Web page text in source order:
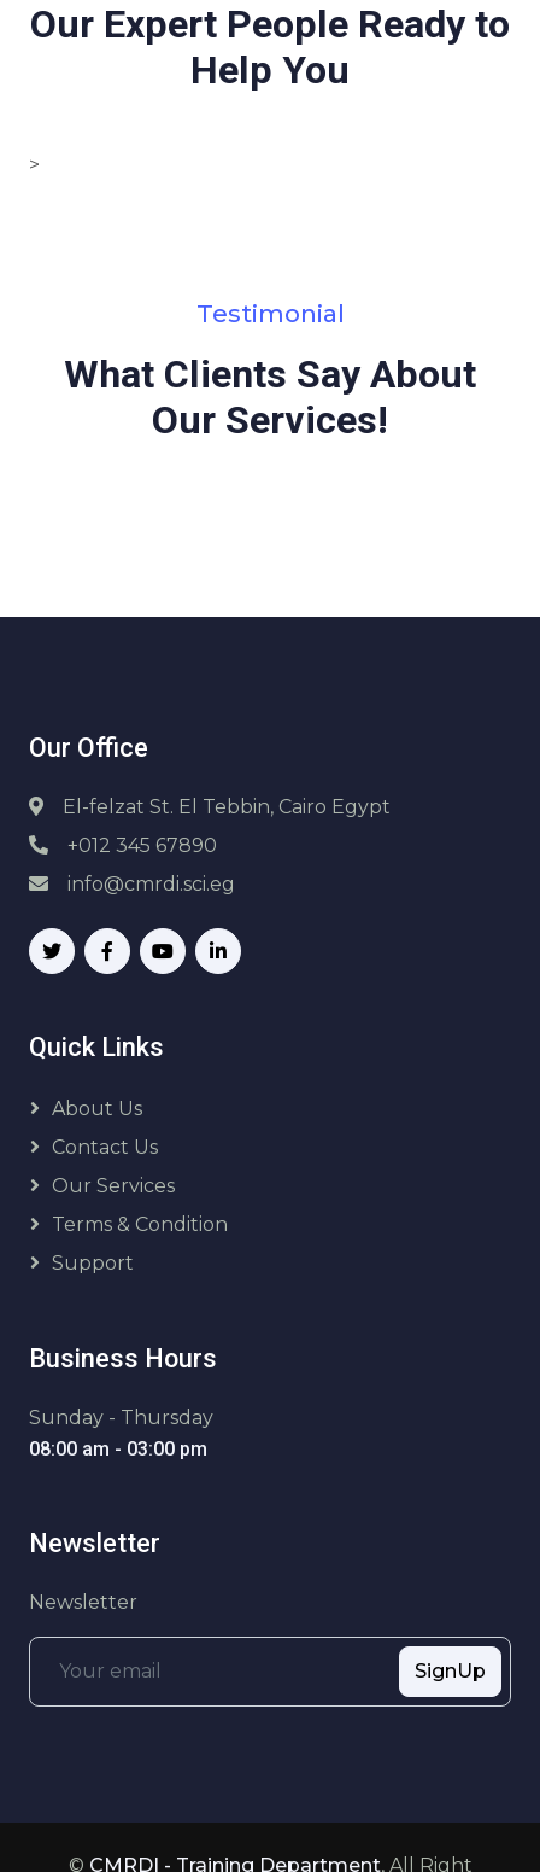
Our Expert People Ready to
Help You
>
Testimonial
What Clients Say About
Our Services!
Our Office
El-felzat St. El Tebbin, Cairo Egypt
+012 345 67890
info@cmrdi.sci.eg
Quick Links
About Us
Contact Us
Our Services
Terms & Condition
Support
Business Hours
Sunday - Thursday
08:00 am - 03:00 pm
Newsletter
Newsletter
SignUp
© CMRDI - Training Department, All Right